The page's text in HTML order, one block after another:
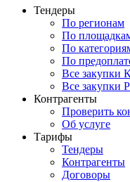
Тендеры
По регионам
По
По
По
Все закупки
Все закупки
Контрагенты
Проверить
Об услуге
Тарифы
Тендеры
Контрагенты
Договоры